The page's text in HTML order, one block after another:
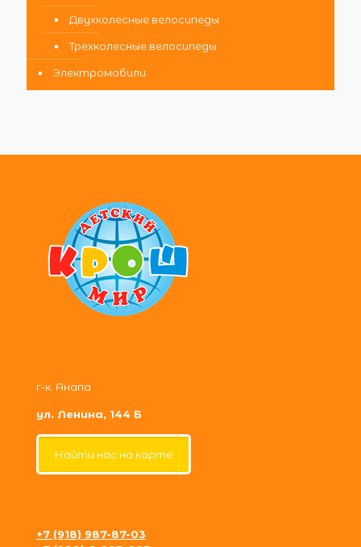
Двухколесные велосипеды
Трехколесные велосипеды
Электромобили
г-к. Анапа
ул. Ленина, 144 Б
Найти нас на карте
+7 (918) 987-87-03